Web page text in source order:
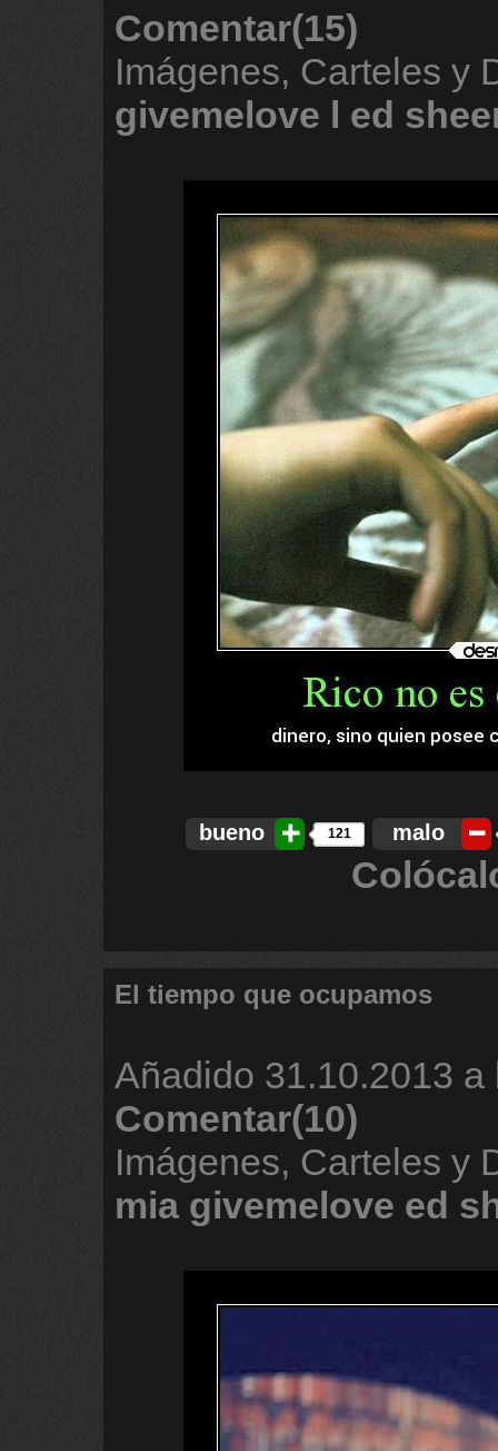
Comentar(15)
Imágenes, Carteles y
givemelove l ed
bueno 121 malo
El tiempo que ocupamos
Añadido 31.10.2013 a
Comentar(10)
Imágenes, Carteles y
mia givemelove ed